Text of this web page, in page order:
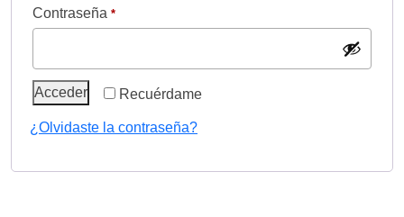
Contraseña *
Recuérdame
Acceder
¿Olvidaste la contraseña?